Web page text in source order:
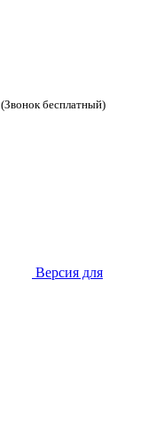
(Звонок бесплатный)
Версия для